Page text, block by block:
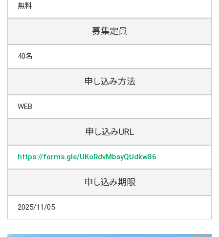
無料
募集定員
40名
申し込み方法
WEB
申し込みURL
https://forms.gle/UKoRdvMbsyQUdkw86
申し込み期限
2025/11/05